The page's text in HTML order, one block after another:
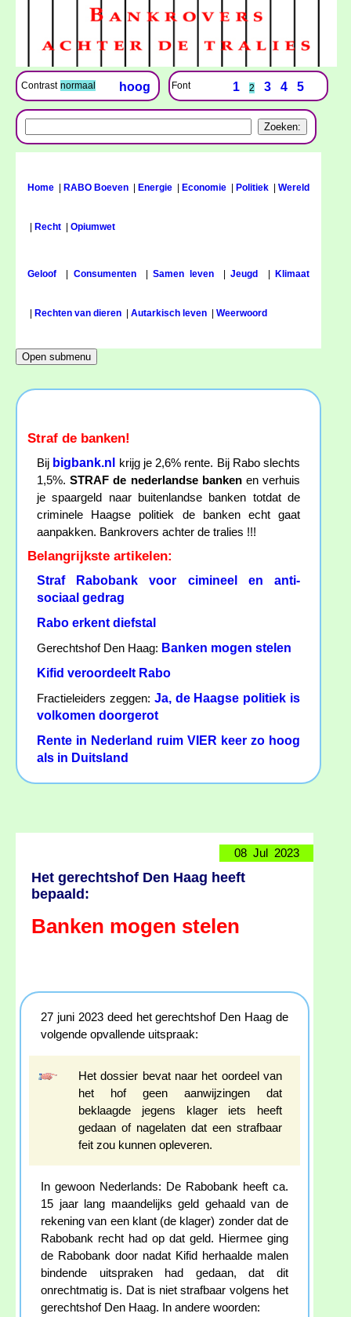
Contrast normaal hoog Font 1 2 3 4 5
Home RABO Boeven Energie Economie Politiek Wereld
Recht Opiumwet
Geloof Consumenten|Samen leven|Jeugd Klimaat
Rechten van dieren Autarkisch leven Weerwoord
Straf de banken!
Bij bigbank.nl
krijg je 2,6% rente. Bij Rabo slechts
1,5%.STRAF de nederlandse bankenen verhuis
je spaargeld naar buitenlandse banken totdat de
criminele Haagse politiek de banken echt gaat
aanpakken. Bankrovers achter de tralies !!!
Belangrijkste artikelen:
Straf Rabobank voor cimineel en anti-
sociaal gedrag
Rabo erkent diefstal
Gerechtshof Den Haag: Banken mogen stelen
Kifid veroordeelt Rabo
Fractieleiders zeggen: Ja, de Haagse politiek is
volkomen doorgerot
Rente in Nederland ruim VIER keer zo hoog
als in Duitsland
08 Jul 2023
Het gerechtshof Den Haag heeft
bepaald:
Banken mogen stelen
27 juni 2023 deed het gerechtshof Den Haag de
volgende opvallende uitspraak:
Het dossier bevat naar het oordeel van
het hof geen aanwijzingen dat
beklaagde jegens klager iets heeft
gedaan of nagelaten dat een strafbaar
feit zou kunnen opleveren.
In gewoon Nederlands: De Rabobank heeft ca.
15 jaar lang maandelijks geld gehaald van de
rekening van een klant (de klager) zonder dat de
Rabobank recht had op dat geld. Hiermee ging
de Rabobank door nadat Kifid herhaalde malen
bindende uitspraken had gedaan, dat dit
onrechtmatig is. Dat is niet strafbaar volgens het
gerechtshof Den Haag. In andere woorden: